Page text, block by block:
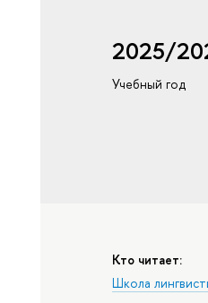
2025/
Учебный год
Кто читает:
Школа